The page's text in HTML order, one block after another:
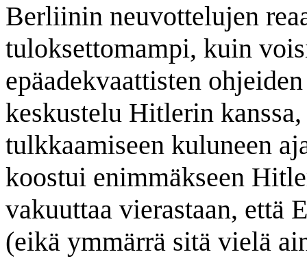
Berliinin neuvottelujen
tuloksettomampi, kuin
epäadekvaattisten
keskustelu Hitlerin
tulkkaamiseen kuluneen
koostui enimmäkseen
vakuuttaa vierastaan, että
(eikä ymmärrä sitä vielä